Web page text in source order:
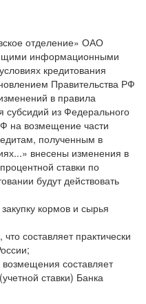
отделение» ОАО
информационными
кредитования
Правительства РФ
в правила
субсидий из Федерального
на возмещение части
полученным в
внесены изменения в
ставки по
будут действовать
кормов и сырья
составляет практически
составляет
ставки) Банка